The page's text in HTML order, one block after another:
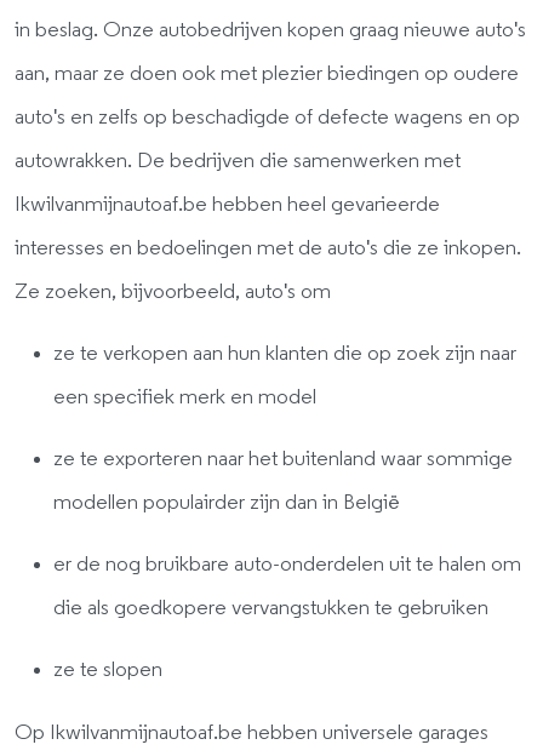
in beslag. Onze autobedrijven kopen graag nieuwe auto's
aan, maar ze doen ook met plezier biedingen op oudere
auto's en zelfs op beschadigde of defecte wagens en op
autowrakken. De bedrijven die samenwerken met
Ikwilvanmijnautoaf.be hebben heel gevarieerde
interesses en bedoelingen met de auto's die ze inkopen.
Ze zoeken, bijvoorbeeld, auto's om
ze te verkopen aan hun klanten die op zoek zijn naar
een specifiek merk en model
ze te exporteren naar het buitenland waar sommige
modellen populairder zijn dan in België
er de nog bruikbare auto-onderdelen uit te halen om
die als goedkopere vervangstukken te gebruiken
ze te slopen
Op Ikwilvanmijnautoaf.be hebben universele garages